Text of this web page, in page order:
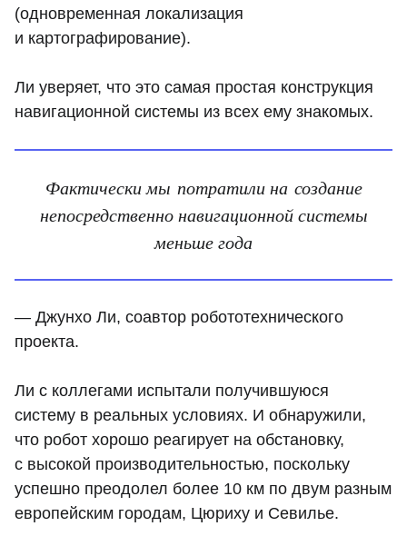
(одновременная локализация
и картографирование).
Ли уверяет, что это самая простая конструкция
навигационной системы из всех ему знакомых.
Фактически мы потратили на создание
непосредственно навигационной системы
меньше года
— Джунхо Ли, соавтор робототехнического
проекта.
Ли с коллегами испытали получившуюся
систему в реальных условиях. И обнаружили,
что робот хорошо реагирует на обстановку,
с высокой производительностью, поскольку
успешно преодолел более 10 км по двум разным
европейским городам, Цюриху и Севилье.